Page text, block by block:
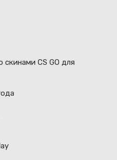
скинами CS GO для